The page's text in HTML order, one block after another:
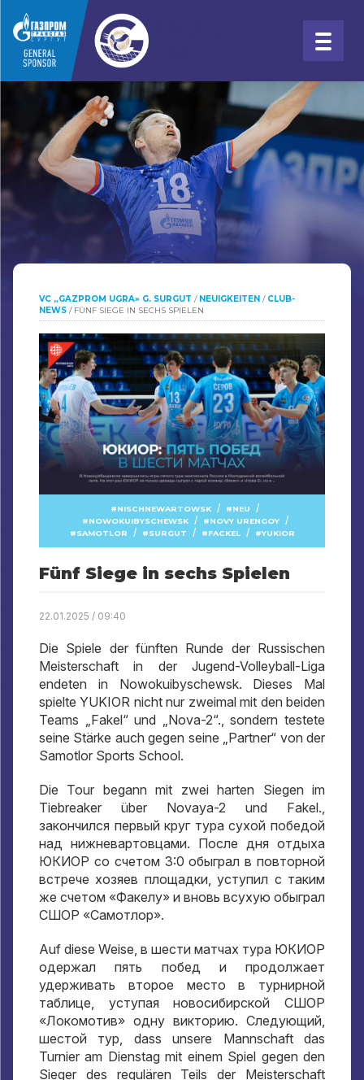
VC „GAZPROM UGRA» G. SURGUT / NEUIGKEITEN / CLUB-
NEWS / FÜNF SIEGE IN SECHS SPIELEN
NISCHNEWARTOWSK / NEU /
NOWOKUIBYSCHEWSK / NOVY URENGOY /
SAMOTLOR / SURGUT / FACKEL / YUKIOR
Fünf Siege in sechs Spielen
22.01.2025 / 09:40
Die Spiele der fünften Runde der Russischen
Meisterschaft in der Jugend-Volleyball-Liga
endeten in Nowokuibyschewsk. Dieses Mal
spielte YUKIOR nicht nur zweimal mit den beiden
Teams „Fakel“ und „Nova-2“., sondern testete
seine Stärke auch gegen seine „Partner“ von der
Samotlor Sports School.
Die Tour begann mit zwei harten Siegen im
Tiebreaker über Novaya-2 und Fakel.,
закончился первый круг тура сухой победой
над нижневартовцами. После дня отдыха
ЮКИОР со счетом 3:0обыграл в повторной
встрече хозяев площадки,уступил с таким
же счетом «Факелу» и вновь всухую обыграл
СШОР «Самотлор».
Auf diese Weise, в шести матчах тура ЮКИОР
одержал пять побед и продолжает
удерживать второе место в турнирной
таблице, уступая новосибирской СШОР
«Локомотив» одну викторию. Следующий,
шестой тур, dass unsere Mannschaft das
Turnier am Dienstag mit einem Spiel gegen den
Sieger des regulären Teils der Meisterschaft